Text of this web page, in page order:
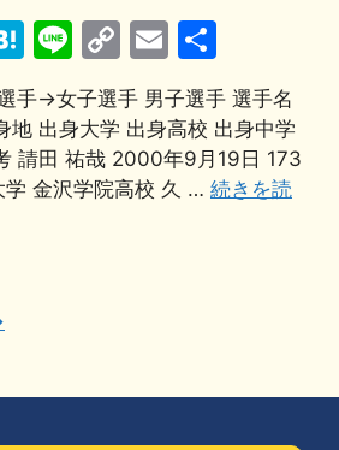
H
at
e
n
a
Li
n
e
C
o
p
y
Li
E
m
ai
l
有
手→女子選手 男子選手 選手名
地 出身大学 出身高校 出身中学
請田 祐哉 2000年9月19日 173
学 金沢学院高校 久 … 続きを読